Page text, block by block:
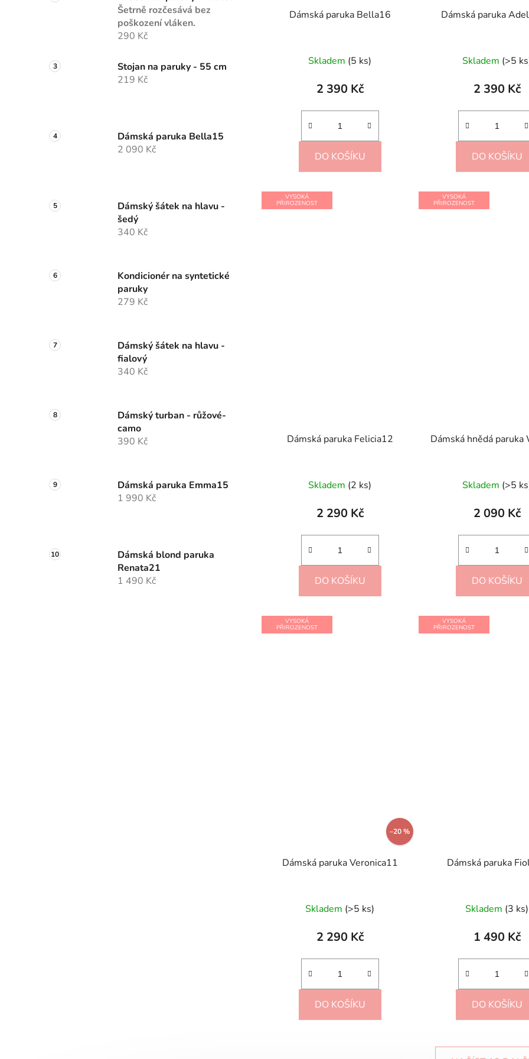
Šetrně rozčesává bez
poškození vláken.
290 Kč
Stojan na paruky - 55 cm
219 Kč
Dámská paruka Bella15
2 090 Kč
Dámský šátek na hlavu -
šedý
340 Kč
Kondicionér na syntetické
paruky
279 Kč
Dámský šátek na hlavu -
fialový
340 Kč
Dámský turban - růžové-
camo
390 Kč
Dámská paruka Emma15
1 990 Kč
Dámská blond paruka
Renata21
1 490 Kč
Dámská paruka Bella16
Skladem (5 ks)
2 390 Kč
DO KOŠÍKU
Dámská paruka
Skladem (>5
2 390 Kč
DO KOŠÍKU
VYSOKÁ
PŘIROZENOST
Dámská paruka Felicia12
Skladem (2 ks)
2 290 Kč
DO KOŠÍKU
VYSOKÁ
PŘIROZENOST
Dámská hnědá
Skladem (>5
2 090 Kč
DO KOŠÍKU
VYSOKÁ
PŘIROZENOST
–20 %
Dámská paruka Veronica11
Skladem (>5 ks)
2 290 Kč
DO KOŠÍKU
VYSOKÁ
PŘIROZENOST
Dámská paruka
produktu
4,5
z
Skladem (3 ks)
1 490 Kč
DO KOŠÍKU